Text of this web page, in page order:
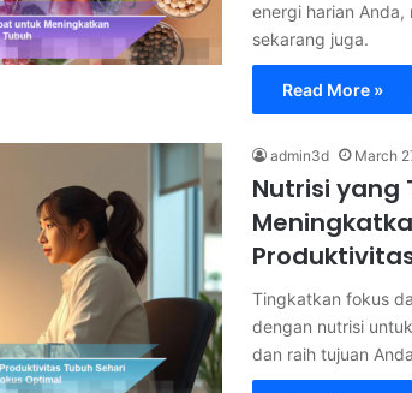
energi harian Anda,
sekarang juga.
Read More »
admin3d March
Nutrisi yang
Tingkatkan fokus
dengan nutrisi
dan raih tujuan